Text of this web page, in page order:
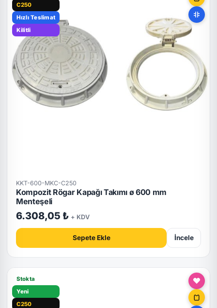
C250
Hızlı Teslimat
Kilitli
KKT-600-MKC-C250
Kompozit Rögar Kapağı Takımı ø 600 mm
Menteşeli
6.308,05 ₺ + KDV
Sepete Ekle İncele
Stokta
Yeni
C250